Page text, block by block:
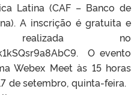
Latina (CAF – Banco de
A inscrição é gratuita e
no
O evento
Webex Meet às 15 horas
de setembro, quinta-feira.